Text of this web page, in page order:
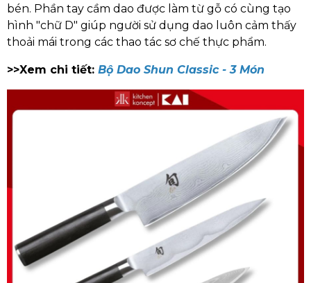
bén. Phần tay cầm dao được làm từ gỗ có cùng tạo
hình "chữ D" giúp người sử dụng dao luôn cảm thấy
thoải mái trong các thao tác sơ chế thực phẩm.
>>Xem chi tiết: Bộ Dao Shun Classic - 3 Món